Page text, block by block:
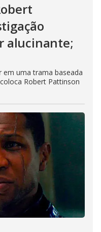
alucinante;
uma trama baseada
Robert Pattinson